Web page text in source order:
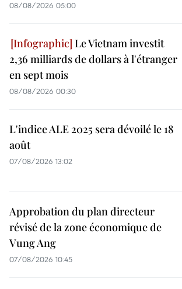
08/08/2026 05:00
Le Vietnam investit
2,36 milliards de dollars à l'étranger
en sept mois
08/08/2026 00:30
L'indice ALE 2025 sera dévoilé le 18
août
07/08/2026 13:02
Approbation du plan directeur
révisé de la zone économique de
Vung Ang
07/08/2026 10:45